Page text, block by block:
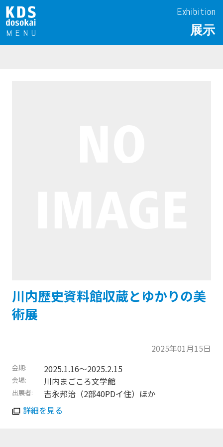
Exhibition
展示
川内歴史資料館収蔵とゆかりの美
術展
2025年01月15日
会期 2025.1.16〜2025.2.15
会場 川内まごころ文学館
出展者
吉永邦治（2部40PDイ住）ほか
詳細を見る